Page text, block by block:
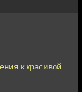
к красивой